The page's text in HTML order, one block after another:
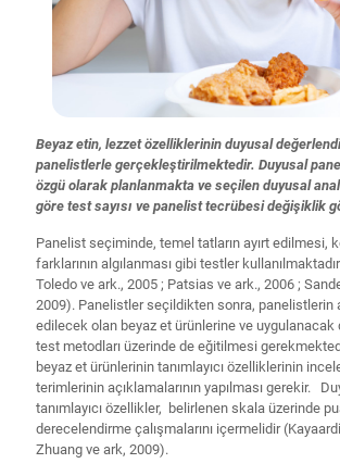
Beyaz etin, lezzet özelliklerinin duyusal
panelistlerle gerçekleştirilmektedir. Duyusal
özgü olarak planlanmakta ve seçilen duyusal
göre test sayısı ve panelist tecrübesi değişiklik
Panelist seçiminde, temel tatların ayırt edilmesi,
farklarının algılanması gibi testler
Toledo ve ark., 2005 ; Patsias ve ark., 2006 ;
2009). Panelistler seçildikten sonra, panelistlerin
edilecek olan beyaz et ürünlerine ve uygulanacak
test metodları üzerinde de eğitilmesi
beyaz et ürünlerinin tanımlayıcı özelliklerinin
terimlerinin açıklamalarının yapılması gerekir.
tanımlayıcı özellikler, belirlenen skala üzerinde
derecelendirme çalışmalarını içermelidir
Zhuang ve ark, 2009).